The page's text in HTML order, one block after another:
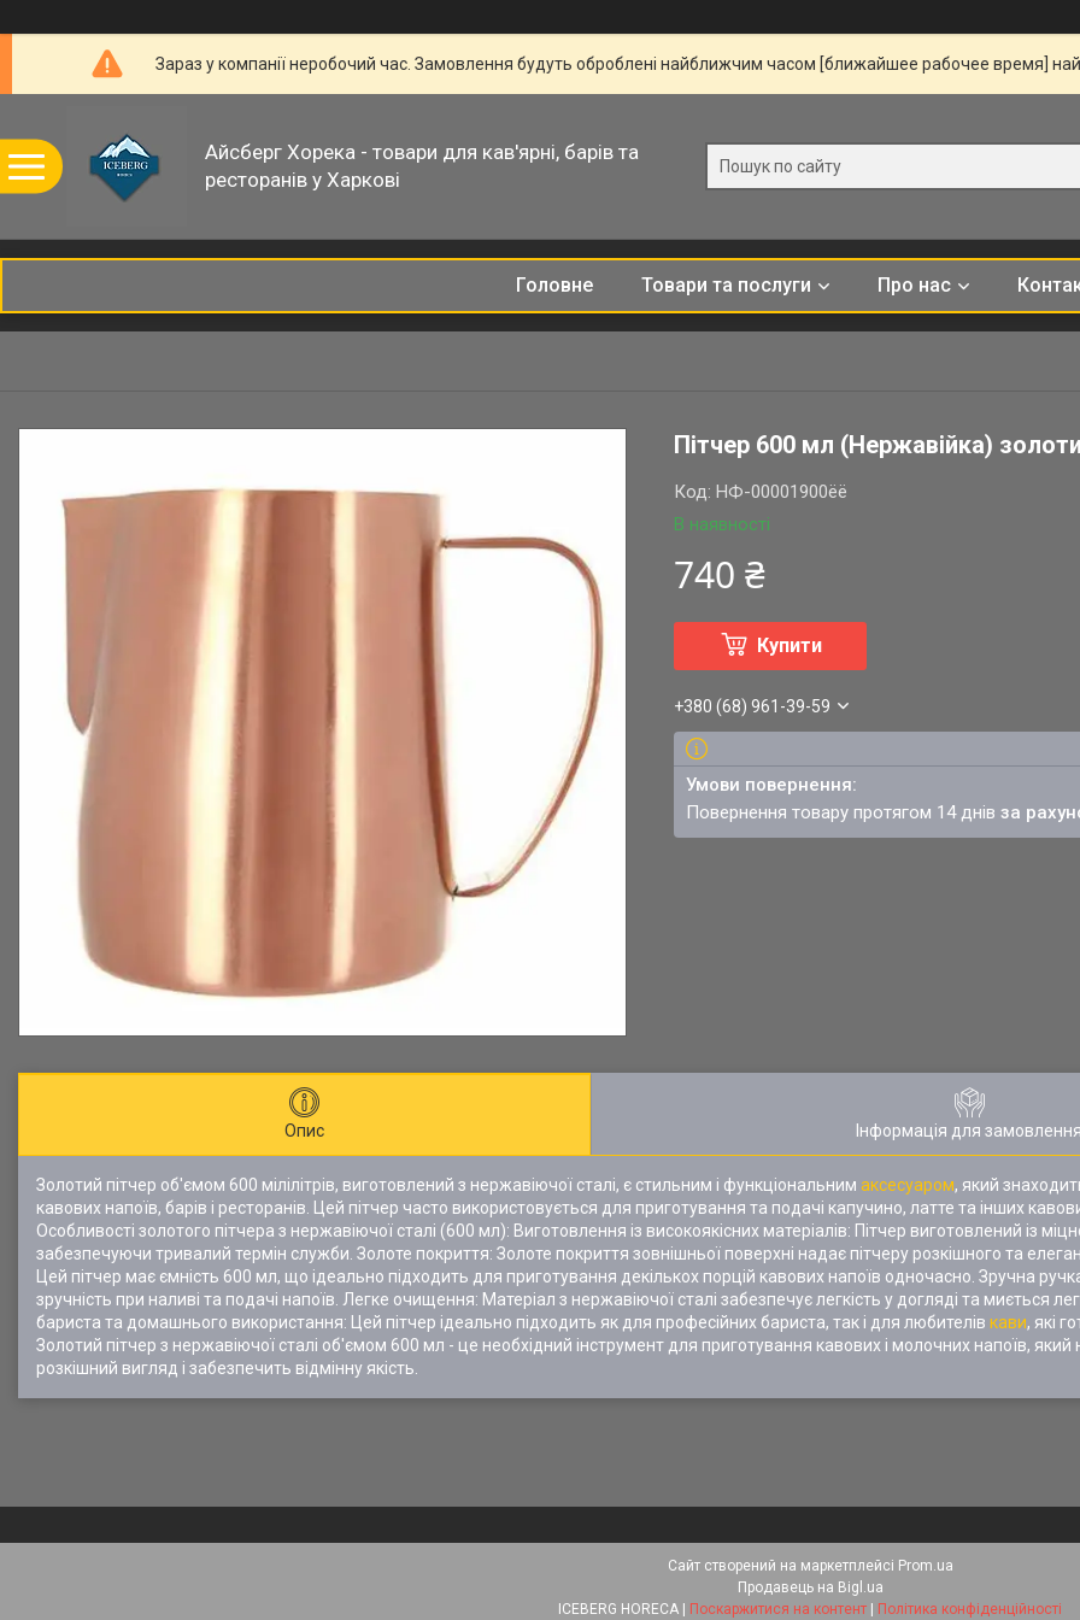
Зараз у компанії неробочий час. Замовлення будуть оброблені найближчим часом [ближайшее рабочее время]
Айсберг Хорека - товари для кав'ярні, барів та
ресторанів у Харкові
Головне Товари та послуги Про нас
Пітчер 600 мл (Нержавійка)
В наявності
Код:НФ-00001900ёё
740 ₴
Купити
+380 (68) 961-39-59
повернення товару протягом 14 днівза
Опис Інформація для замовлення
Золотий пітчер об'ємом 600 мілілітрів, виготовлений з нержавіючої сталі, є стильним і функціональним аксесуаром, який
кавових напоїв, барів і ресторанів. Цей пітчер часто використовується для приготування та подачі капучино, латте та інших
Особливості золотого пітчера з нержавіючої сталі (600 мл): Виготовлення із високоякісних матеріалів: Пітчер виготовлений із
забезпечуючи тривалий термін служби. Золоте покриття: Золоте покриття зовнішньої поверхні надає пітчеру розкішного та
Цей пітчер має ємність 600 мл, що ідеально підходить для приготування декількох порцій кавових напоїв одночасно. Зручна
зручність при наливі та подачі напоїв. Легке очищення: Матеріал з нержавіючої сталі забезпечує легкість у догляді та миється
бариста та домашнього використання: Цей пітчер ідеально підходить як для професійних бариста, так і для любителів кави, які
Золотий пітчер з нержавіючої сталі об'ємом 600 мл - це необхідний інструмент для приготування кавових і молочних напоїв,
розкішний вигляд і забезпечить відмінну якість.
Сайт створений на маркетплейсі Prom.ua
Продавець на Bigl.ua
Поскаржитися на контент Політика конфіденційності